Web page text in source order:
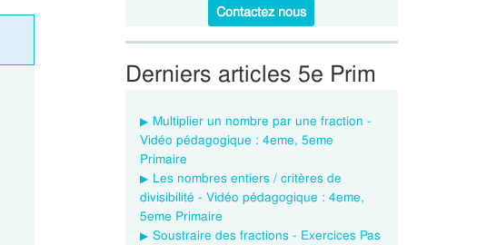
Contactez nous
Derniers articles 5e Prim
Multiplier un nombre par une fraction -
Vidéo pédagogique : 4eme, 5eme
Primaire
Les nombres entiers / critères de
divisibilité - Vidéo pédagogique : 4eme,
5eme Primaire
Soustraire des fractions - Exercices Pas